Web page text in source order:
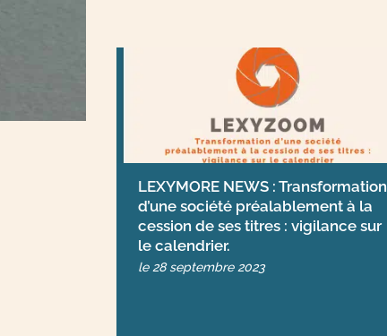
LEXYMORE NEWS : Transformation
d’une société préalablement à la
cession de ses titres : vigilance sur
le calendrier.
le28 septembre 2023